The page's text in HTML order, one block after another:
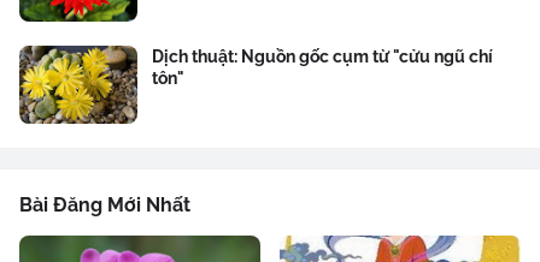
Dịch thuật: Nguồn gốc cụm từ "cửu ngũ chí
tôn"
Bài Đăng Mới Nhất